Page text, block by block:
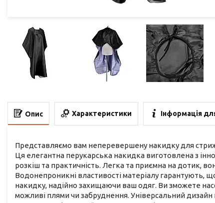
Опис Характеристики Інформація
Представляємо вам неперевершену накидку для
Ця елегантна перукарська накидка виготовлена з
розкіш та практичність. Легка та приємна на дотик,
Водонепроникні властивості матеріалу гарантують,
накидку, надійно захищаючи ваш одяг. Ви зможете
можливі плями чи забруднення. Універсальний